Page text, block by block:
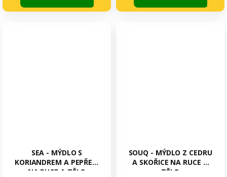
SEA - MÝDLO S
KORIANDREM A PEPŘEM
NA RUCE A TĚLO
SOUQ - MÝDLO Z CEDRU
A SKOŘICE NA RUCE A
TĚLO